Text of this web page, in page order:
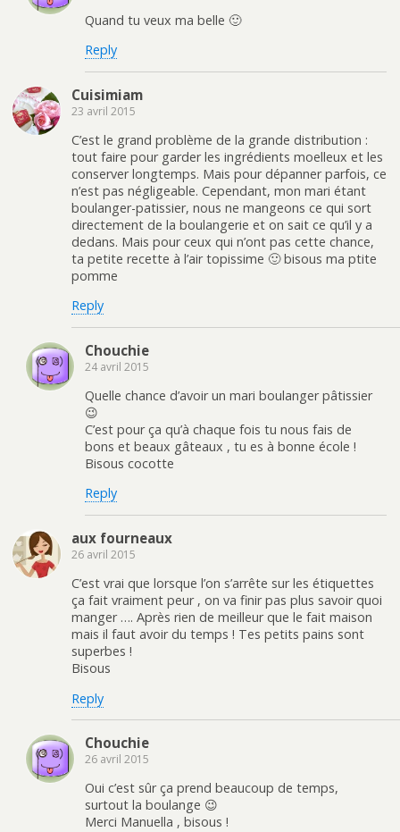
Quand tu veux ma belle 🙂
Reply
Cuisimiam
23 avril 2015
C’est le grand problème de la grande distribution :
tout faire pour garder les ingrédients moelleux et les
conserver longtemps. Mais pour dépanner parfois, ce
n’est pas négligeable. Cependant, mon mari étant
boulanger-patissier, nous ne mangeons ce qui sort
directement de la boulangerie et on sait ce qu’il y a
dedans. Mais pour ceux qui n’ont pas cette chance,
ta petite recette à l’air topissime 🙂 bisous ma ptite
pomme
Reply
Chouchie
24 avril 2015
Quelle chance d’avoir un mari boulanger pâtissier
😉
C’est pour ça qu’à chaque fois tu nous fais de
bons et beaux gâteaux , tu es à bonne école !
Bisous cocotte
Reply
aux fourneaux
26 avril 2015
C’est vrai que lorsque l’on s’arrête sur les étiquettes
ça fait vraiment peur , on va finir pas plus savoir quoi
manger …. Après rien de meilleur que le fait maison
mais il faut avoir du temps ! Tes petits pains sont
superbes !
Bisous
Reply
Chouchie
26 avril 2015
Oui c’est sûr ça prend beaucoup de temps,
surtout la boulange 😉
Merci Manuella , bisous !